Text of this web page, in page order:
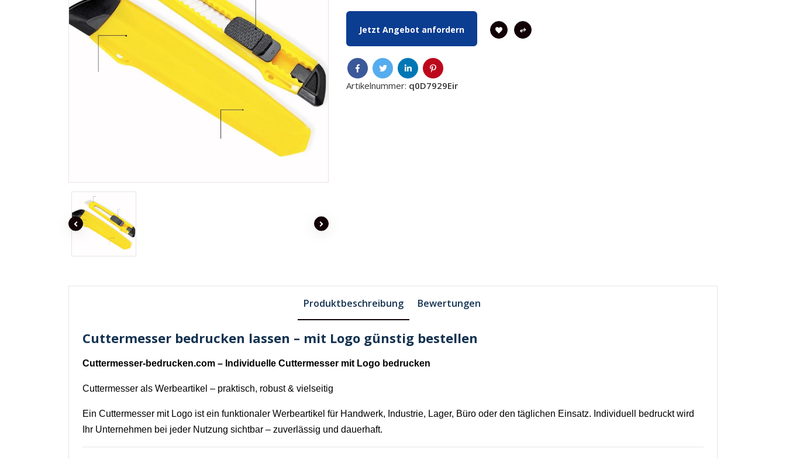
Jetzt Angebot anfordern
Artikelnummer: q0D7929Eir
Produktbeschreibung Bewertungen
Cuttermesser bedrucken lassen – mit Logo günstig bestellen
Cuttermesser-bedrucken.com – Individuelle Cuttermesser mit Logo bedrucken
Cuttermesser als Werbeartikel – praktisch, robust & vielseitig
Ein Cuttermesser mit Logo ist ein funktionaler Werbeartikel für Handwerk, Industrie, Lager, Büro oder den täglichen Einsatz. Individuell bedruckt wird
Ihr Unternehmen bei jeder Nutzung sichtbar – zuverlässig und dauerhaft.